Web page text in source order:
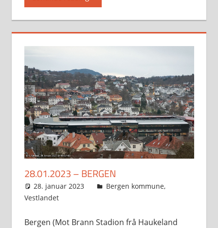
28.01.2023 – BERGEN
28. januar 2023 Svein
Bergen kommune,
Vestlandet
Bergen (Mot Brann Stadion frå Haukeland